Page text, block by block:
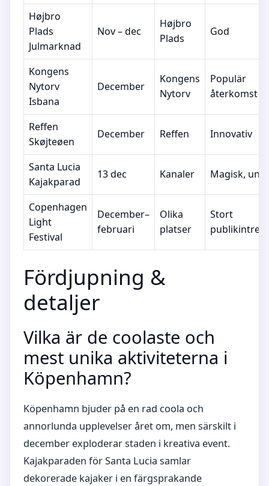
Højbro
Plads
Julmarknad
Nov – dec
Højbro
Plads
God
Kongens
Nytorv
Isbana
December
Kongens
Nytorv
Populär
återkomst
Reffen
Skøjteøen
December Reffen Innovativ
Santa Lucia
Kajakparad
13 dec Kanaler Magisk, unik
Copenhagen
Light
Festival
December–
februari
Olika
platser
Stort
Fördjupning &
detaljer
Vilka är de coolaste och
mest unika aktiviteterna i
Köpenhamn?
Köpenhamn bjuder på en rad coola och
annorlunda upplevelser året om, men särskilt i
december exploderar staden i kreativa event.
Kajakparaden för Santa Lucia samlar
dekorerade kajaker i en färgsprakande